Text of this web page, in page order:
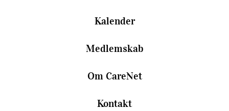
Kalender
Medlemskab
Om CareNet
Kontakt